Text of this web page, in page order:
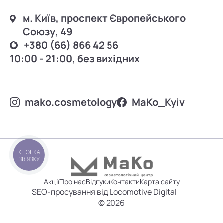
м. Київ, проспект Європейського
Союзу, 49
+380 (66) 866 42 56
10:00 - 21:00, без вихідних
mako.cosmetology MаKo_Kyiv
АкціїПро насВідгукиКонтактиКарта сайту
SEO-просування від Locomotive Digital
© 2026
КНОПКА
ЗВ'ЯЗКУ